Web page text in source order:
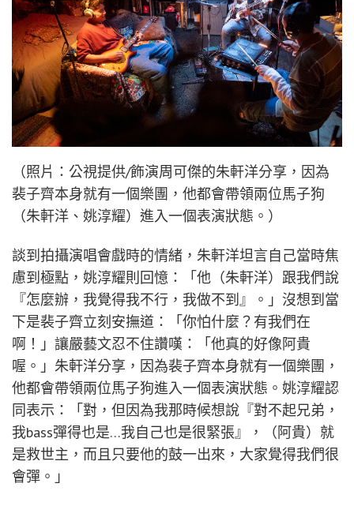
（照片：公視提供/飾演周可傑的朱軒洋分享，因為
裴子齊本身就有一個樂團，他都會帶領兩位馬子狗
（朱軒洋、姚淳耀）進入一個表演狀態。）
談到拍攝演唱會戲時的情緒，朱軒洋坦言自己當時焦
慮到極點，姚淳耀則回憶：「他（朱軒洋）跟我們說
『怎麼辦，我覺得我不行，我做不到』。」沒想到當
下是裴子齊立刻安撫道：「你怕什麼？有我們在
啊！」讓嚴藝文忍不住讚嘆：「他真的好像阿貴
喔。」朱軒洋分享，因為裴子齊本身就有一個樂團，
他都會帶領兩位馬子狗進入一個表演狀態。姚淳耀認
同表示：「對，但因為我那時候想說『對不起兄弟，
我bass彈得也是…我自己也是很緊張』，（阿貴）就
是救世主，而且只要他的鼓一出來，大家覺得我們很
會彈。」